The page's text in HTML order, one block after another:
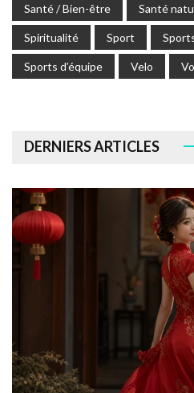
Santé / Bien-être Santé
Spiritualité Sport
Sports d’équipe Velo
DERNIERS ARTICLES